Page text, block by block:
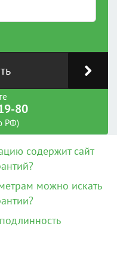
80
РФ)
содержит сайт
можно искать